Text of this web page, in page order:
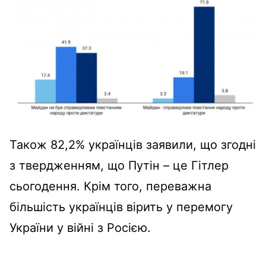
Також 82,2% українців заявили, що згодні
з твердженням, що Путін – це Гітлер
сьогодення. Крім того, переважна
більшість українців вірить у перемогу
України у війні з Росією.